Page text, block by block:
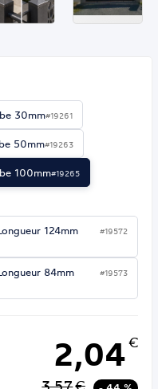
30mm#19261
50mm#19263
100mm#19265
124mm
#19572
84mm
#19573
2,04€